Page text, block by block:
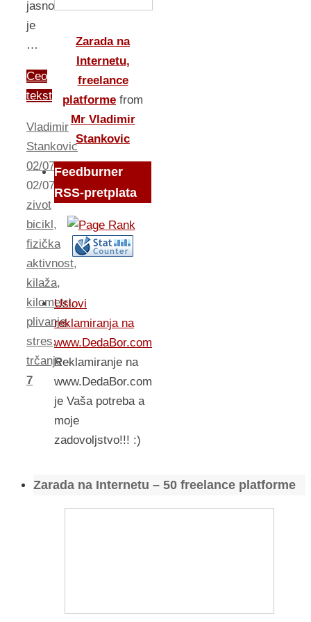
jasno
je
…
Ceo
tekst
Vladimir
Stankovic
02/07/2012
02/07/2012
Zdrav
zivot
bicikl,
fizička
aktivnost,
kilaža,
kilometri,
plivanje,
stres,
trčanje
7
Zarada na
Internetu,
freelance
platforme from
Mr Vladimir
Stankovic
Feedburner
RSS-pretplata
Uslovi
reklamiranja na
www.DedaBor.com
Reklamiranje na
www.DedaBor.com
je Vaša potreba a
moje
zadovoljstvo!!! :)
Zarada na Internetu – 50 freelance platforme